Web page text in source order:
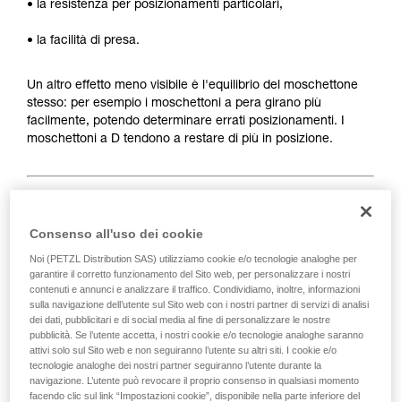
• la resistenza per posizionamenti particolari,
• la facilità di presa.
Un altro effetto meno visibile è l'equilibrio del moschettone
stesso: per esempio i moschettoni a pera girano più
facilmente, potendo determinare errati posizionamenti. I
moschettoni a D tendono a restare di più in posizione.
D
Posizionamento del carico sull'asse di
massima resistenza, in prossimità del lato
chiuso del corpo. Adatto ai carichi semplici
(collegamento di dispositivi, collegamento
sull'ancoraggio...).
Consenso all'uso dei cookie
Noi (PETZL Distribution SAS) utilizziamo cookie e/o tecnologie analoghe per
garantire il corretto funzionamento del Sito web, per personalizzare i nostri
contenuti e annunci e analizzare il traffico. Condividiamo, inoltre, informazioni
sulla navigazione dell’utente sul Sito web con i nostri partner di servizi di analisi
dei dati, pubblicitari e di social media al fine di personalizzare le nostre
pubblicità. Se l’utente accetta, i nostri cookie e/o tecnologie analoghe saranno
attivi solo sul Sito web e non seguiranno l’utente su altri siti. I cookie e/o
tecnologie analoghe dei nostri partner seguiranno l’utente durante la
navigazione. L’utente può revocare il proprio consenso in qualsiasi momento
facendo clic sul link “Impostazioni cookie”, disponibile nella parte inferiore del